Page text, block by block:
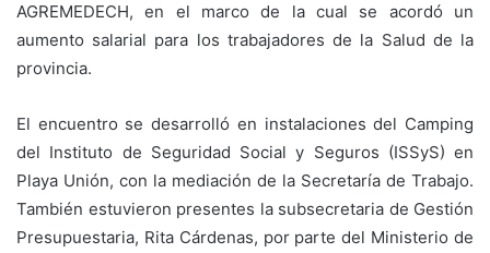
AGREMEDECH, en el marco de la cual se acordó un
aumento salarial para los trabajadores de la Salud de la
provincia.
El encuentro se desarrolló en instalaciones del Camping
del Instituto de Seguridad Social y Seguros (ISSyS) en
Playa Unión, con la mediación de la Secretaría de Trabajo.
También estuvieron presentes la subsecretaria de Gestión
Presupuestaria, Rita Cárdenas, por parte del Ministerio de